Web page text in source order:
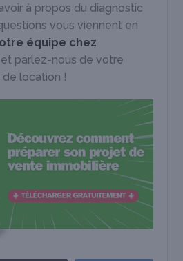
à propos du diagnostic
vous viennent en
équipe chez
et parlez-nous de votre
location !